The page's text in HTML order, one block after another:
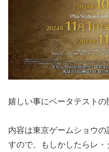
嬉しい事にベータテストの
内容は東京ゲームショウ
すので、もしかしたらレ・